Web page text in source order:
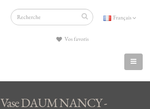
Français
Vos favoris
Vase DAUM NANCY -